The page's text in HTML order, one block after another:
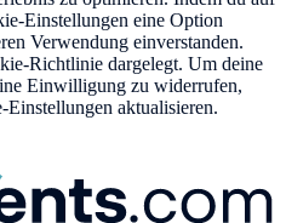
Einstellungen eine Option
Verwendung einverstanden.
Richtlinie dargelegt. Um deine
Einwilligung zu widerrufen,
aktualisieren.